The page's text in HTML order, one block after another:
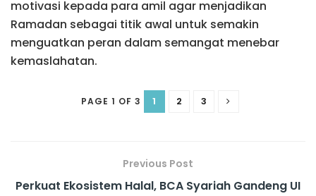
motivasi kepada para amil agar menjadikan
Ramadan sebagai titik awal untuk semakin
menguatkan peran dalam semangat menebar
kemaslahatan.
PAGE 1 OF 3 1 2 3
Previous Post
Perkuat Ekosistem Halal, BCA Syariah Gandeng UI